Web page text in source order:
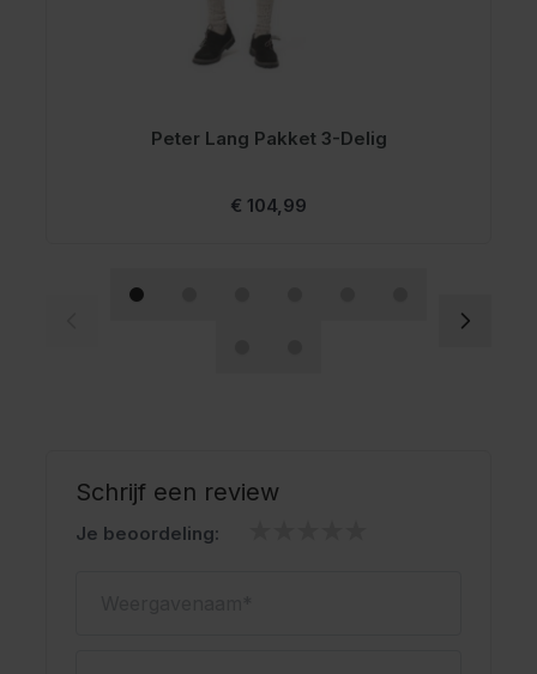
Peter Lang Pakket 3-Delig
Vanaf
€ 104,99
Schrijf een review
Je beoordeling: